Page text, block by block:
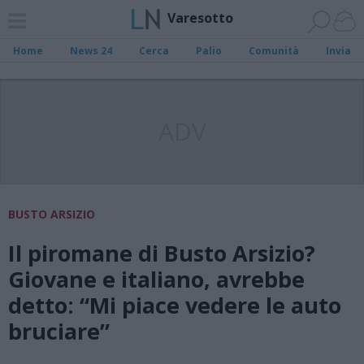
Varesotto
Home News 24 Cerca Palio Comunità Invia
BUSTO ARSIZIO
Il piromane di Busto Arsizio?
Giovane e italiano, avrebbe
detto: “Mi piace vedere le auto
bruciare”